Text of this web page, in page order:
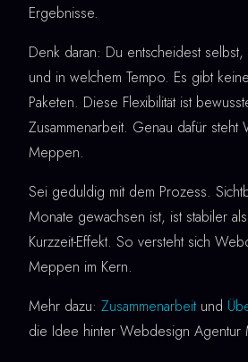
Ergebnisse.
Denk daran: Du entscheidest
und in welchem Tempo. Es gibt
Paketen. Diese Flexibilität ist
Zusammenarbeit. Genau dafür
Meppen.
Sei geduldig mit dem Prozess.
Monate gewachsen ist, ist stabiler
Kurzzeit-Effekt. So versteht sich
Meppen im Kern.
Mehr dazu: Zusammenarbeit und
die Idee hinter Webdesign Agentur